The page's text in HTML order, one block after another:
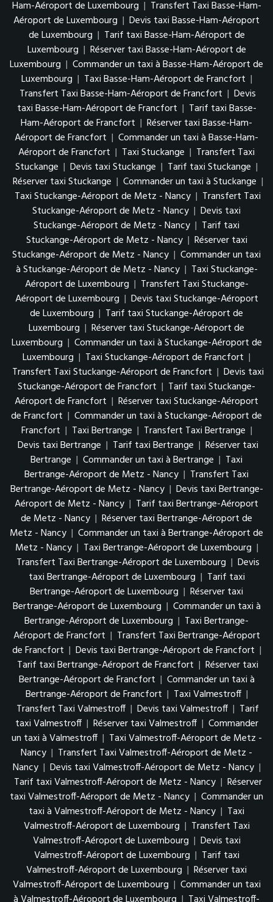
Ham-Aéroport de Luxembourg | Transfert Taxi Basse-Ham-
Aéroport de Luxembourg | Devis taxi Basse-Ham-Aéroport
de Luxembourg | Tarif taxi Basse-Ham-Aéroport de
Luxembourg | Réserver taxi Basse-Ham-Aéroport de
Luxembourg | Commander un taxi à Basse-Ham-Aéroport de
Luxembourg | Taxi Basse-Ham-Aéroport de Francfort |
Transfert Taxi Basse-Ham-Aéroport de Francfort | Devis
taxi Basse-Ham-Aéroport de Francfort | Tarif taxi Basse-
Ham-Aéroport de Francfort | Réserver taxi Basse-Ham-
Aéroport de Francfort | Commander un taxi à Basse-Ham-
Aéroport de Francfort | Taxi Stuckange | Transfert Taxi
Stuckange | Devis taxi Stuckange | Tarif taxi Stuckange |
Réserver taxi Stuckange | Commander un taxi à Stuckange |
Taxi Stuckange-Aéroport de Metz - Nancy | Transfert Taxi
Stuckange-Aéroport de Metz - Nancy | Devis taxi
Stuckange-Aéroport de Metz - Nancy | Tarif taxi
Stuckange-Aéroport de Metz - Nancy | Réserver taxi
Stuckange-Aéroport de Metz - Nancy | Commander un taxi
à Stuckange-Aéroport de Metz - Nancy | Taxi Stuckange-
Aéroport de Luxembourg | Transfert Taxi Stuckange-
Aéroport de Luxembourg | Devis taxi Stuckange-Aéroport
de Luxembourg | Tarif taxi Stuckange-Aéroport de
Luxembourg | Réserver taxi Stuckange-Aéroport de
Luxembourg | Commander un taxi à Stuckange-Aéroport de
Luxembourg | Taxi Stuckange-Aéroport de Francfort |
Transfert Taxi Stuckange-Aéroport de Francfort | Devis taxi
Stuckange-Aéroport de Francfort | Tarif taxi Stuckange-
Aéroport de Francfort | Réserver taxi Stuckange-Aéroport
de Francfort | Commander un taxi à Stuckange-Aéroport de
Francfort | Taxi Bertrange | Transfert Taxi Bertrange |
Devis taxi Bertrange | Tarif taxi Bertrange | Réserver taxi
Bertrange | Commander un taxi à Bertrange | Taxi
Bertrange-Aéroport de Metz - Nancy | Transfert Taxi
Bertrange-Aéroport de Metz - Nancy | Devis taxi Bertrange-
Aéroport de Metz - Nancy | Tarif taxi Bertrange-Aéroport
de Metz - Nancy | Réserver taxi Bertrange-Aéroport de
Metz - Nancy | Commander un taxi à Bertrange-Aéroport de
Metz - Nancy | Taxi Bertrange-Aéroport de Luxembourg |
Transfert Taxi Bertrange-Aéroport de Luxembourg | Devis
taxi Bertrange-Aéroport de Luxembourg | Tarif taxi
Bertrange-Aéroport de Luxembourg | Réserver taxi
Bertrange-Aéroport de Luxembourg | Commander un taxi à
Bertrange-Aéroport de Luxembourg | Taxi Bertrange-
Aéroport de Francfort | Transfert Taxi Bertrange-Aéroport
de Francfort | Devis taxi Bertrange-Aéroport de Francfort |
Tarif taxi Bertrange-Aéroport de Francfort | Réserver taxi
Bertrange-Aéroport de Francfort | Commander un taxi à
Bertrange-Aéroport de Francfort | Taxi Valmestroff |
Transfert Taxi Valmestroff | Devis taxi Valmestroff | Tarif
taxi Valmestroff | Réserver taxi Valmestroff | Commander
un taxi à Valmestroff | Taxi Valmestroff-Aéroport de Metz -
Nancy | Transfert Taxi Valmestroff-Aéroport de Metz -
Nancy | Devis taxi Valmestroff-Aéroport de Metz - Nancy |
Tarif taxi Valmestroff-Aéroport de Metz - Nancy | Réserver
taxi Valmestroff-Aéroport de Metz - Nancy | Commander un
taxi à Valmestroff-Aéroport de Metz - Nancy | Taxi
Valmestroff-Aéroport de Luxembourg | Transfert Taxi
Valmestroff-Aéroport de Luxembourg | Devis taxi
Valmestroff-Aéroport de Luxembourg | Tarif taxi
Valmestroff-Aéroport de Luxembourg | Réserver taxi
Valmestroff-Aéroport de Luxembourg | Commander un taxi